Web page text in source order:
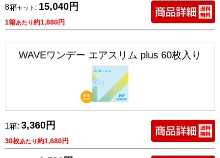
8箱セット : 15,040円
1箱あたり約1,880円
WAVEワンデー エアスリム plus 60枚入り
1箱: 3,360円
30枚あたり約1,680円